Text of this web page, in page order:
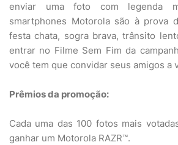
enviar uma foto com legenda
smartphones Motorola são à prova
festa chata, sogra brava, trânsito
entrar no Filme Sem Fim da
você tem que convidar seus amigos a
Prêmios da promoção:
Cada uma das 100 fotos mais
ganhar um Motorola RAZR™.